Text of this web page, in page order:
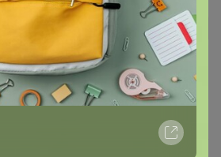
Автор уже получил заказ!
достаточно плотная.